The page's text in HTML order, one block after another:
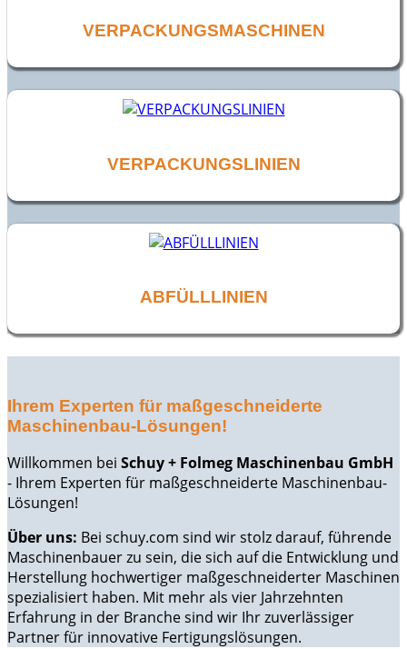
VERPACKUNGSMASCHINEN
VERPACKUNGSLINIEN
ABFÜLLLINIEN
Ihrem Experten für maßgeschneiderte
Maschinenbau-Lösungen!
Willkommen bei Schuy + Folmeg Maschinenbau GmbH
- Ihrem Experten für maßgeschneiderte Maschinenbau-
Lösungen!
Über uns: Bei schuy.com sind wir stolz darauf, führende
Maschinenbauer zu sein, die sich auf die Entwicklung und
Herstellung hochwertiger maßgeschneiderter Maschinen
spezialisiert haben. Mit mehr als vier Jahrzehnten
Erfahrung in der Branche sind wir Ihr zuverlässiger
Partner für innovative Fertigungslösungen.